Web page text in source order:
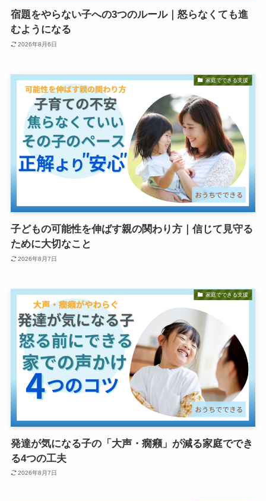
宿題をやらない子への3つのルール｜怒らなくても進
むようになる
2026年8月6日
家庭でできる支援
子どもの可能性を伸ばす親の関わり方｜信じて見守る
ために大切なこと
2026年8月7日
家庭でできる支援
発達が気になる子の「大声・癇癪」が減る家庭ででき
る4つの工夫
2026年8月7日